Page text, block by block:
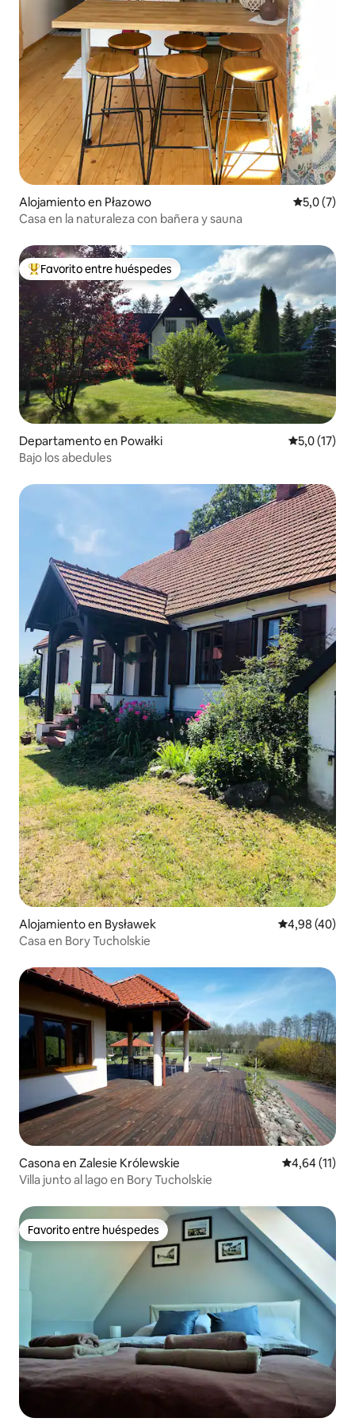
Alojamiento en Płazowo
5,0 (7)
Casa en la naturaleza con bañera y sauna
Favorito entre los huéspedes más destacados
Favorito entre huéspedes
Departamento en Powałki Calificación
5,0 (17)
Bajo los abedules
Alojamiento en Bysławek Calificación
4,98 (40)
Casa en Bory Tucholskie
Casona en Zalesie Królewskie Calificación
4,64 (11)
Villa junto al lago en Bory Tucholskie
Favorito entre huéspedes
Favorito entre huéspedes